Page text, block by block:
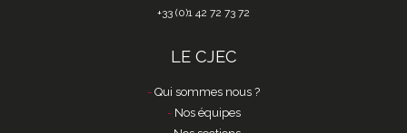
+33 (0)1 42 72 73 72
LE CJEC
Qui sommes nous ?
Nos équipes